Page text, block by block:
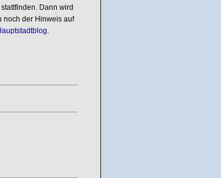
Dann wird
noch der Hinweis auf